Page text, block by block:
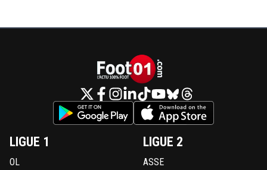
LIGUE 1
OL
LIGUE 2
ASSE